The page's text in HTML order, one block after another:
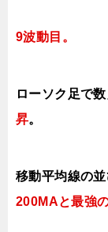
9波動目。
ローソク足で
昇。
移動平均線の
200MAと最強